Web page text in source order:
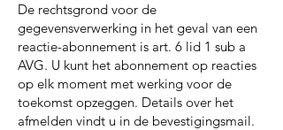
De rechtsgrond voor de
gegevensverwerking in het geval van een
reactie-abonnement is art. 6 lid 1 sub a
AVG. U kunt het abonnement op reacties
op elk moment met werking voor de
toekomst opzeggen. Details over het
afmelden vindt u in de bevestigingsmail.